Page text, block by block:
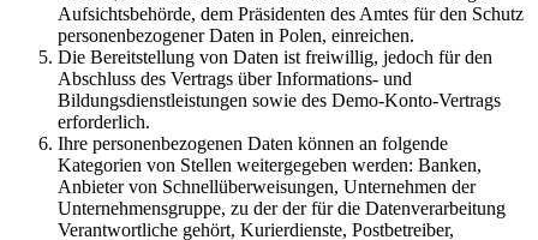
Aufsichtsbehörde, dem Präsidenten des Amtes für den Schutz
personenbezogener Daten in Polen, einreichen.
Die Bereitstellung von Daten ist freiwillig, jedoch für den
Abschluss des Vertrags über Informations- und
Bildungsdienstleistungen sowie des Demo-Konto-Vertrags
erforderlich.
Ihre personenbezogenen Daten können an folgende
Kategorien von Stellen weitergegeben werden: Banken,
Anbieter von Schnellüberweisungen, Unternehmen der
Unternehmensgruppe, zu der der für die Datenverarbeitung
Verantwortliche gehört, Kurierdienste, Postbetreiber,